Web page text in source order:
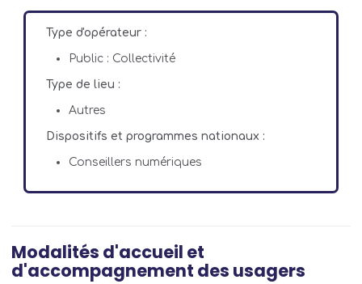
Type d'opérateur :
Public : Collectivité
Type de lieu :
Autres
Dispositifs et programmes nationaux :
Conseillers numériques
Modalités d'accueil et
d'accompagnement des usagers